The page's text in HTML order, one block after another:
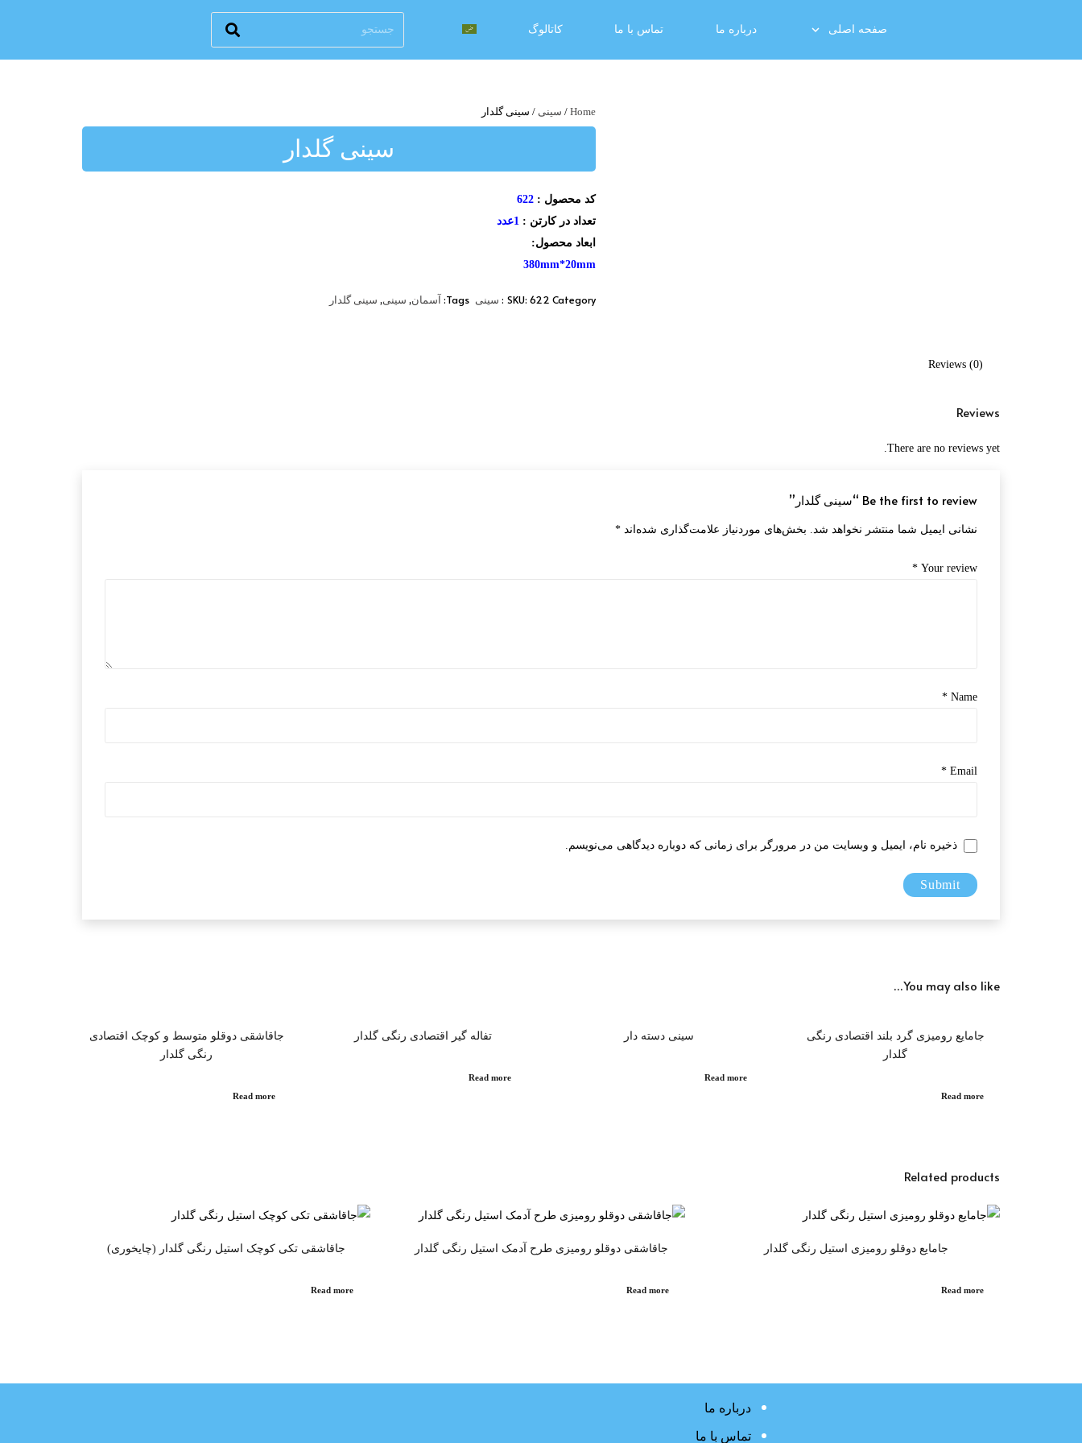
صفحه اصلی درباره ما تماس با ما کاتالوگ
Home
/ سینی / سینی گلدار
سینی گلدار
کد محصول : 622
تعداد در کارتن : 1عدد
ابعاد محصول:
380mm*20mm
SKU:622 Category: سینی Tags: آسمان, سینی, سینی گلدار
Reviews (0)
Reviews
There are no reviews yet.
Be the first to review “سینی گلدار”
نشانی ایمیل شما منتشر نخواهد شد. بخش‌های موردنیاز علامت‌گذاری شده‌اند *
Your review
*
Name
*
Email
*
ذخیره نام، ایمیل و وبسایت من در مرورگر برای زمانی که دوباره دیدگاهی می‌نویسم.
You may also like…
جامایع رومیزی گرد بلند اقتصادی رنگی
گلدار
Read more
سینی دسته دار
Read more
تفاله گیر اقتصادی رنگی گلدار
Read more
جاقاشقی دوقلو متوسط و کوچک اقتصادی
رنگی گلدار
Read more
Related products
جامایع دوقلو رومیزی استیل رنگی گلدار
Read more
جاقاشقی دوقلو رومیزی طرح آدمک استیل رنگی گلدار
Read more
جاقاشقی تکی کوچک استیل رنگی گلدار (چایخوری)
Read more
درباره ما
تماس با ما